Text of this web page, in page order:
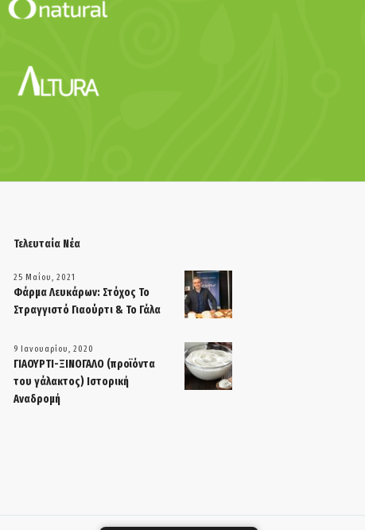
Τελευταία Νέα
25 Μαΐου, 2021
Φάρμα Λευκάρων: Στόχος Το
Στραγγιστό Γιαούρτι & Το Γάλα
9 Ιανουαρίου, 2020
ΓΙΑΟΥΡΤΙ-ΞΙΝΟΓΑΛΟ (προϊόντα
του γάλακτος) Ιστορική
Αναδρομή